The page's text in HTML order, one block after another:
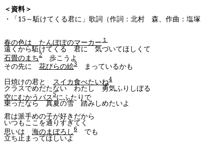
＜資料＞
・「15 ～駈けてくる君に」歌詞（作詞：北村 森、作曲：塩塚
春の色は たんぽぽのマーカー １
遠くから駈けてくる 君に 気づいてほしくて
石畳のまち2
歩こうよ
その先に 花びらの絵3
まっているかも
日焼けの君と
スイカ食べたいね4
クラスでめだたない わたし 勇気ふりしぼる
空にむかうバス5にふたりで
乗ったなら 真夏の雪 踏みしめたいよ
君は派手めの子が好きだから
いつもここを通りすぎてく
思いは 海のまぼろし6 でも
立ち止まってほしいよ